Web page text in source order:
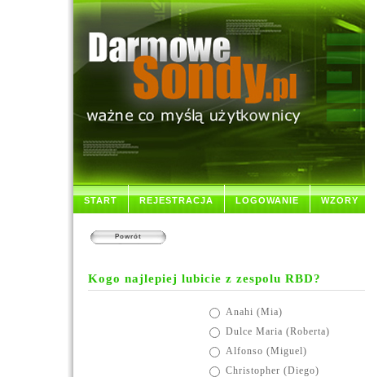
START REJESTRACJA LOGOWANIE WZORY
Powrót
Kogo najlepiej lubicie z zespolu RBD?
Anahi (Mia)
Dulce Maria (Roberta)
Alfonso (Miguel)
Christopher (Diego)